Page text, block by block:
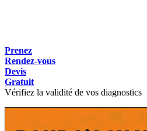
Prenez
Rendez-vous
Devis
Gratuit
Vérifiez la validité de vos diagnostics